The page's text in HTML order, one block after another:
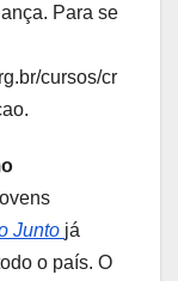
Para se
cursos/cr
Junto já
o país. O